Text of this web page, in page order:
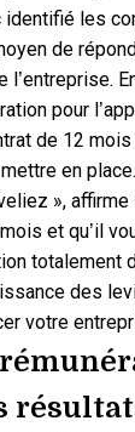
identifié les
de
pour
de 12
en
»,
et qu’il
totalement
des
votre